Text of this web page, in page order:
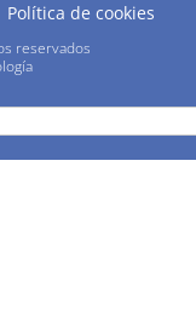
Política de cookies
reservados